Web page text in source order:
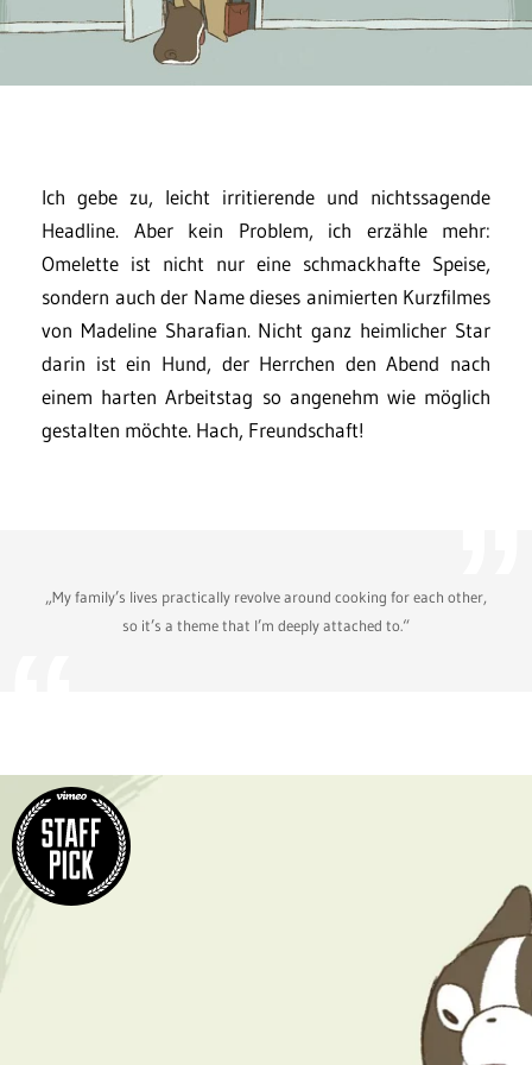
Ich gebe zu, leicht irritierende und nichtssagende
Headline. Aber kein Problem, ich erzähle mehr:
Omelette ist nicht nur eine schmackhafte Speise,
sondern auch der Name dieses animierten Kurzfilmes
von Madeline Sharafian. Nicht ganz heimlicher Star
darin ist ein Hund, der Herrchen den Abend nach
einem harten Arbeitstag so angenehm wie möglich
gestalten möchte. Hach, Freundschaft!
„My family’s lives practically revolve around cooking for each other,
so it’s a theme that I’m deeply attached to.“